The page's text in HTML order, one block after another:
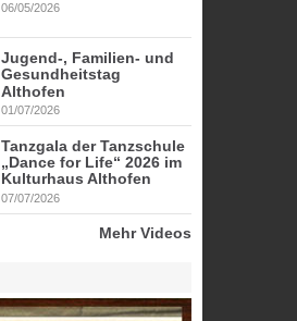
06/05/2026
Jugend-, Familien- und
Gesundheitstag
Althofen
01/07/2026
Tanzgala der Tanzschule
„Dance for Life“ 2026 im
Kulturhaus Althofen
07/07/2026
Mehr Videos